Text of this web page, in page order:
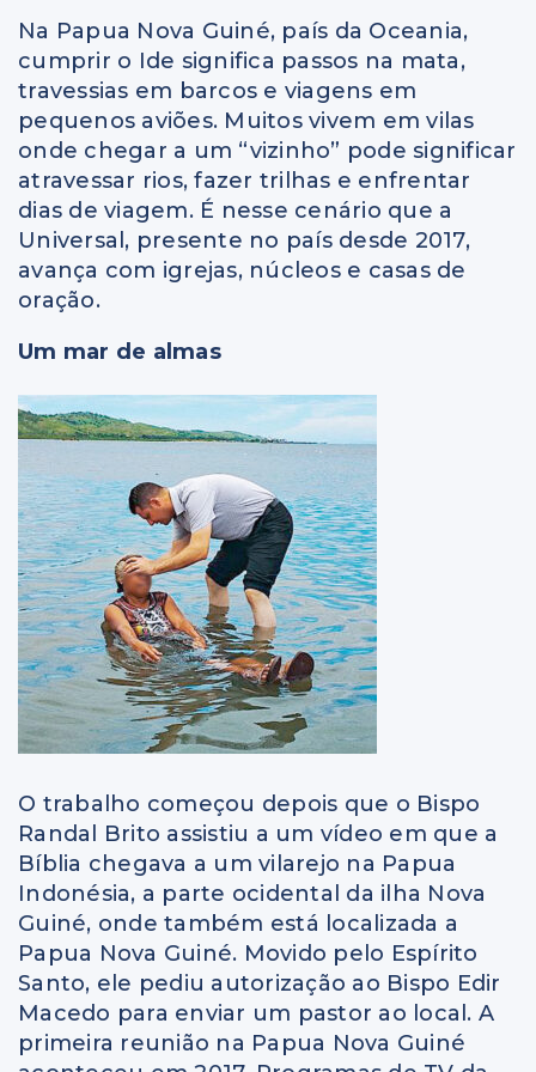
Na Papua Nova Guiné, país da Oceania,
cumprir o Ide significa passos na mata,
travessias em barcos e viagens em
pequenos aviões. Muitos vivem em vilas
onde chegar a um “vizinho” pode significar
atravessar rios, fazer trilhas e enfrentar
dias de viagem. É nesse cenário que a
Universal, presente no país desde 2017,
avança com igrejas, núcleos e casas de
oração.
Um mar de almas
O trabalho começou depois que o Bispo
Randal Brito assistiu a um vídeo em que a
Bíblia chegava a um vilarejo na Papua
Indonésia, a parte ocidental da ilha Nova
Guiné, onde também está localizada a
Papua Nova Guiné. Movido pelo Espírito
Santo, ele pediu autorização ao Bispo Edir
Macedo para enviar um pastor ao local. A
primeira reunião na Papua Nova Guiné